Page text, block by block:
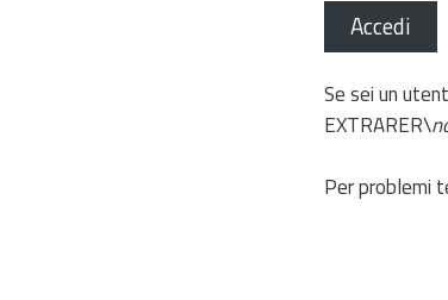
Accedi
Se sei un
EXTRARER\
Per problemi